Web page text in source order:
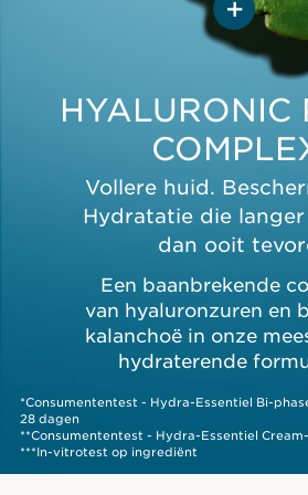
*Consumententest - Hydra-Essentiel Bi-
28 dagen
**Consumententest - Hydra-Essentiel
***In-vitrotest op ingrediënt
en houdt watermoleculen
waardoor de huid
er van binnenuit voller zal
BIOLOGISCHE
Biologische kalanchoë
de synthese van
de
van de huid van
worden
HYALURONIC
Vollere huid.
Hydratatie die
dan ooit
Een baanbrekende
van hyaluronzuren en
kalanchoë in onze
hydraterende